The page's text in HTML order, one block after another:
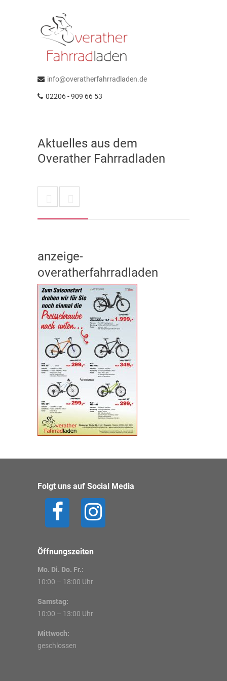
info@overatherfahrradladen.de
02206 - 909 66 53
Aktuelles aus dem
Overather Fahrradladen
anzeige-
overatherfahrradladen
Folgt uns auf Social Media
Öffnungszeiten
Mo. Di. Do. Fr.:
10:00 – 18:00 Uhr
Samstag:
10:00 – 13:00 Uhr
Mittwoch:
geschlossen